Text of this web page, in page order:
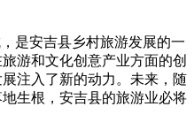
是安吉县乡村旅游发展的一
游和文化创意产业方面的创
注入了新的动力。未来，随
生根，安吉县的旅游业必将